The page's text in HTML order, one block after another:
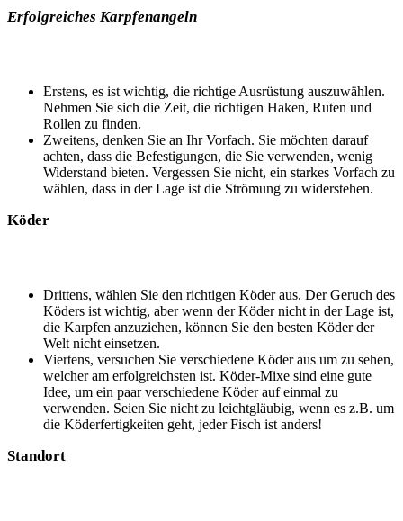
Erfolgreiches Karpfenangeln
Erstens, es ist wichtig, die richtige Ausrüstung auszuwählen.
Nehmen Sie sich die Zeit, die richtigen Haken, Ruten und
Rollen zu finden.
Zweitens, denken Sie an Ihr Vorfach. Sie möchten darauf
achten, dass die Befestigungen, die Sie verwenden, wenig
Widerstand bieten. Vergessen Sie nicht, ein starkes Vorfach zu
wählen, dass in der Lage ist die Strömung zu widerstehen.
Köder
Drittens, wählen Sie den richtigen Köder aus. Der Geruch des
Köders ist wichtig, aber wenn der Köder nicht in der Lage ist,
die Karpfen anzuziehen, können Sie den besten Köder der
Welt nicht einsetzen.
Viertens, versuchen Sie verschiedene Köder aus um zu sehen,
welcher am erfolgreichsten ist. Köder-Mixe sind eine gute
Idee, um ein paar verschiedene Köder auf einmal zu
verwenden. Seien Sie nicht zu leichtgläubig, wenn es z.B. um
die Köderfertigkeiten geht, jeder Fisch ist anders!
Standort